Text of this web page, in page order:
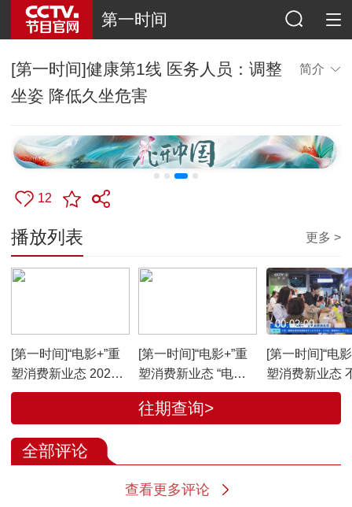
第一时间
[第一时间]健康第1线 医务人员：调整
坐姿 降低久坐危害
简介
12
播放列表 更多 >
[第一时间]“电影+”重
塑消费新业态 2026
年电影票房超140亿
[第一时间]“电影+”重
塑消费新业态 “电影
+”融合升级 惠民举措
焕新消费
[第一时间]“电
塑消费新业态
影 “电影+”让大
00:02:00
往期查询>
全部评论
查看更多评论